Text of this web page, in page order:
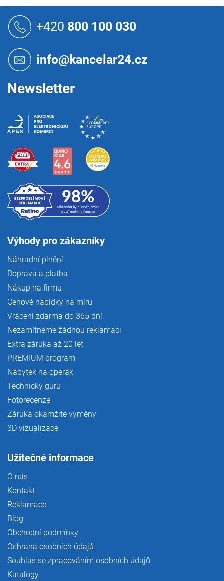
+420 800 100 030
info@kancelar24.cz
Newsletter
Výhody pro zákazníky
Náhradní plnění
Doprava a platba
Nákup na firmu
Cenové nabídky na míru
Vrácení zdarma do 365 dní
Nezamítneme žádnou reklamaci
Extra záruka až 20 let
PREMIUM program
Nábytek na operák
Technický guru
Fotorecenze
Záruka okamžité výměny
3D vizualizace
Užitečné informace
O nás
Kontakt
Reklamace
Blog
Obchodní podmínky
Ochrana osobních údajů
Souhlas se zpracováním osobních údajů
Katalogy